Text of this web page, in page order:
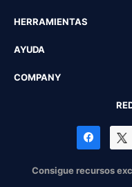
HERRAMIENTAS
AYUDA
COMPANY
Consigue recursos